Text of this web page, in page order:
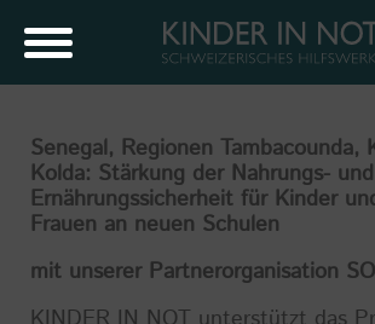
Senegal, Regionen Tambacounda,
Kolda: Stärkung der Nahrungs- und
Ernährungssicherheit für Kinder
Frauen an neuen Schulen
mit unserer Partnerorganisation